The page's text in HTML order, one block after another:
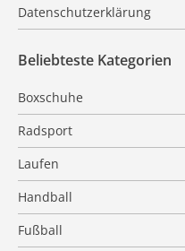
Datenschutzerklärung
Beliebteste Kategorien
Boxschuhe
Radsport
Laufen
Handball
Fußball